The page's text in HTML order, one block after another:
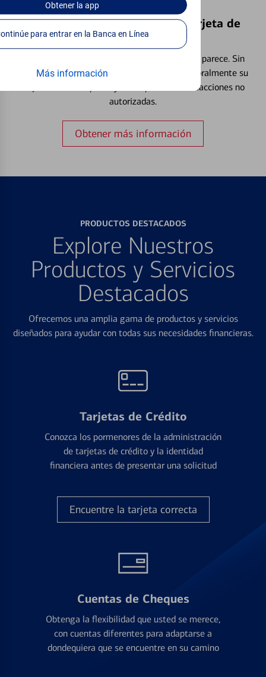
Obtenerla app
Continúe para entrar en la Banca en Línea
Más información
Bloquear y Desbloquear una Tarjeta de
Débito⁴
Extraviar una tarjeta es más común de lo que parece. Sin
embargo, puede bloquear y desbloquear temporalmente su
tarjeta de débito para ayudar a prevenir transacciones no
autorizadas.
Obtener más información
PRODUCTOS DESTACADOS
Explore Nuestros
Productos y Servicios
Destacados
Ofrecemos una amplia gama de productos y servicios
diseñados para ayudar con todas sus necesidades financieras.
Tarjetas de Crédito
Conozca los pormenores de la administración
de tarjetas de crédito y la identidad
financiera antes de presentar una solicitud
Encuentre la tarjeta correcta
Cuentas de Cheques
Obtenga la flexibilidad que usted se merece,
con cuentas diferentes para adaptarse a
dondequiera que se encuentre en su camino